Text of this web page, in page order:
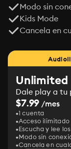
Modo sin
Kids Mode
Cancela en
Unlimited
Dale play a tu
$7.99 /mes
1 cuenta
Acceso ilimitado
Escucha y lee
Modo sin
Cancela en